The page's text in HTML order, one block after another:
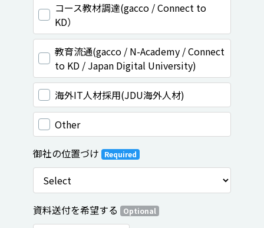
コース教材調達(gacco / Connect to
KD）
教育流通(gacco / N-Academy / Connect
to KD / Japan Digital University)
海外IT人材採用(JDU海外人材)
Other
御社の位置づけ Required
資料送付を希望する Optional